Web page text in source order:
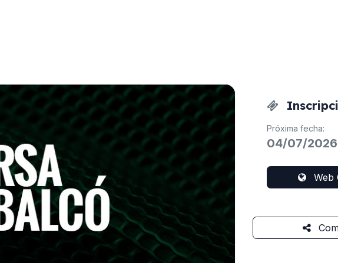
Próxima fecha:
04/07/2026
Web